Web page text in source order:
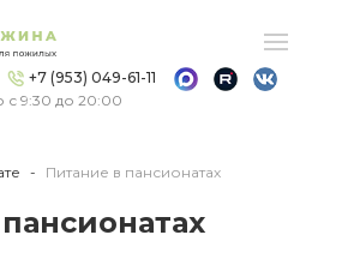
+7 (953) 049-61-11
с 9:30 до 20:00
Питание в пансионатах